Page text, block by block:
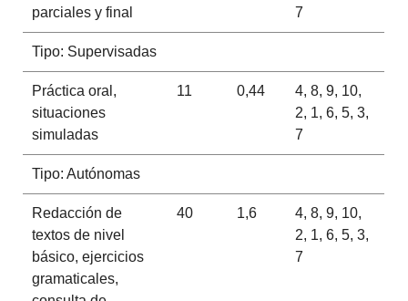
parciales y final
7
Tipo: Supervisadas
Práctica oral,
situaciones
simuladas
11 0,44
4, 8, 9, 10,
2, 1, 6, 5, 3,
7
Tipo: Autónomas
Redacción de
textos de nivel
básico, ejercicios
gramaticales,
40 1,6
4, 8, 9, 10,
2, 1, 6, 5, 3,
7